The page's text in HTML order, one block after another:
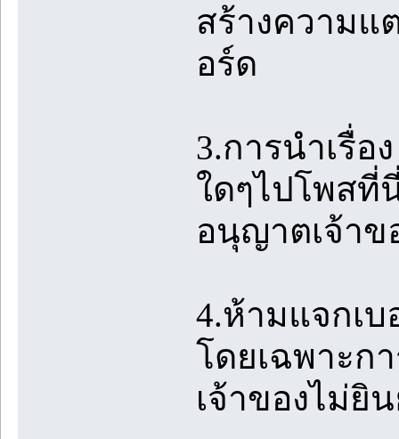
สร้างความแ
อร์ด
3.การนำเรื่
ใดๆไปโพส
อนุญาตเจ้าข
4.ห้ามแจกเบ
โดยเฉพาะก
เจ้าของไม่ยิ